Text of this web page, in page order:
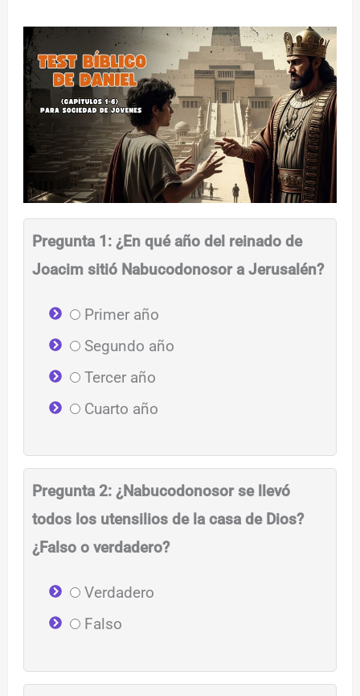
Pregunta 1: ¿En qué año del reinado de
Joacim sitió Nabucodonosor a Jerusalén?
Primer año
Segundo año
Tercer año
Cuarto año
Pregunta 2: ¿Nabucodonosor se llevó
todos los utensilios de la casa de Dios?
¿Falso o verdadero?
Verdadero
Falso